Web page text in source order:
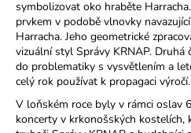
symbolizovat oko hraběte
prvkem v podobě vlnovky
Harracha. Jeho geometrické
vizuální styl Správy KRNAP. Druhá
do problematiky s vysvětlením a
celý rok používat k propagaci výročí.
V loňském roce byly v rámci oslav
koncerty v krkonošských kostelích,
j
e
t
e
n
a